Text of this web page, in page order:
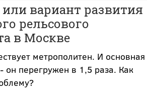
вариант развития
рельсового
в Москве
метрополитен. И основная
он перегружен в 1,5 раза. Как